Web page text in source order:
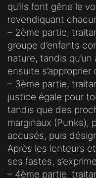
qu’ils font gêne le
revendiquant
– 2ème partie,
groupe d’enfants
nature, tandis
ensuite
– 3ème partie,
justice égale pour
tandis que des
marginaux (Punks),
accusés, puis
Après les lenteurs
ses fastes,
– 4ème partie,